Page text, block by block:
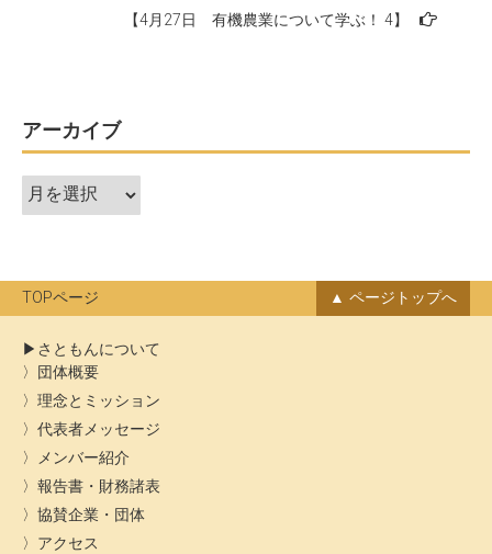
ー
シ
ョ
【4月27日 有機農業について学ぶ！ 4】
アーカイブ
ア
ー
ブ
TOPページ ページトップへ
さともんについて
団体概要
理念とミッション
代表者メッセージ
メンバー紹介
報告書・財務諸表
協賛企業・団体
アクセス